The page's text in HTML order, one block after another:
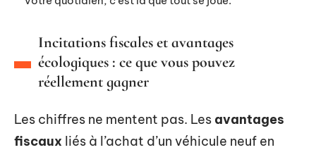
Incitations fiscales et avantages
écologiques : ce que vous pouvez
réellement gagner
Les chiffres ne mentent pas. Les avantages
fiscaux liés à l’achat d’un véhicule neuf en